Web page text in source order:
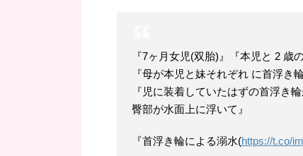
『7ヶ月女児(双胎)』『本児と 2 歳
『母が本児と妹それぞれ に首浮き
『児に装着していたはずの首浮き
臀部が水面上に浮いて』
『首浮き輪による溺水(https://t.co/